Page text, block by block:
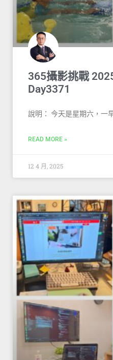
365攝影挑戰
Day3371
說明： 今天是星期六，一
READ MORE »
12 4 月, 2025